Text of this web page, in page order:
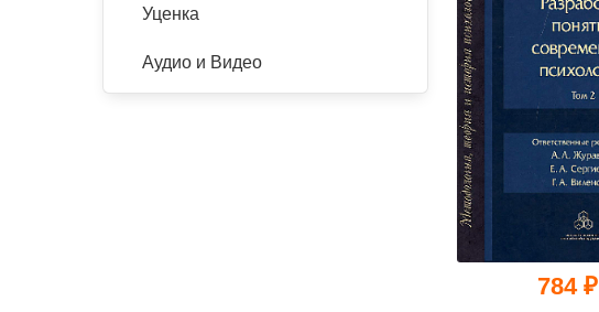
Уценка
Аудио и Видео
784 ₽